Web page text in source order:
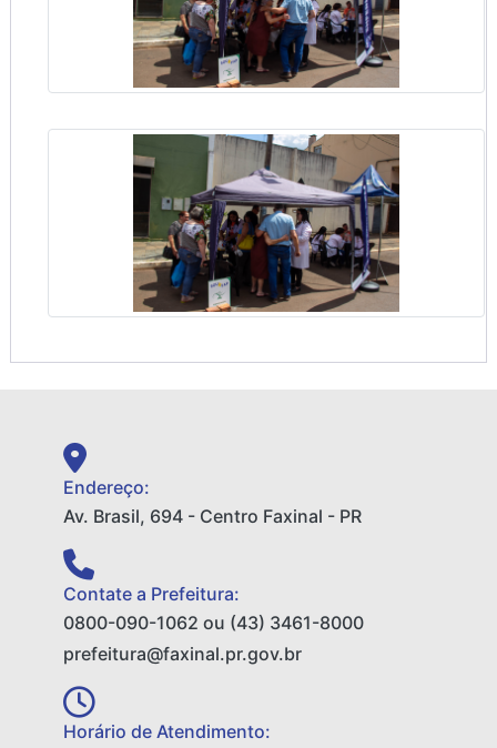
Endereço:
Av. Brasil, 694 - Centro Faxinal - PR
Contate a Prefeitura:
0800-090-1062 ou (43) 3461-8000
prefeitura@faxinal.pr.gov.br
Horário de Atendimento: